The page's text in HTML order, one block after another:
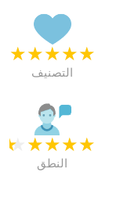
★
★
★
★
★
التصنيف
★
★
★
★
★
النطق